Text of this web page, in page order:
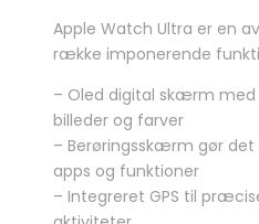
Apple Watch Ultra er en
række imponerende
– Oled digital skærm med
billeder og farver
– Berøringsskærm gør
apps og funktioner
– Integreret GPS til